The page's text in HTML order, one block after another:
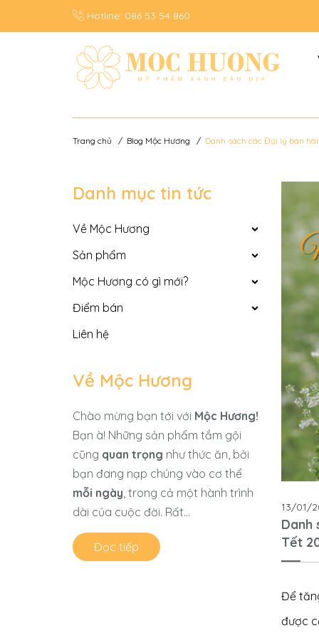
Hotline: 086 53 54 860
Trang chủ / Blog Mộc Hương / Danh sách các Đại lý bán
13/01/
Danh
Tết
Để
được
Danh mục tin tức
Về Mộc Hương
Sản phẩm
Mộc Hương có gì mới?
Điểm bán
Liên hệ
Về Mộc Hương
Chào mừng bạn tới với Mộc Hương!
Bạn à! Những sản phẩm tắm gội
cũng quan trọng như thức ăn, bởi
bạn đang nạp chúng vào cơ thể
mỗi ngày, trong cả một hành trình
dài của cuộc đời. Rất...
Đọc tiếp